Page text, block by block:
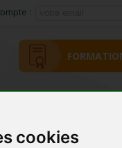
cookies
: